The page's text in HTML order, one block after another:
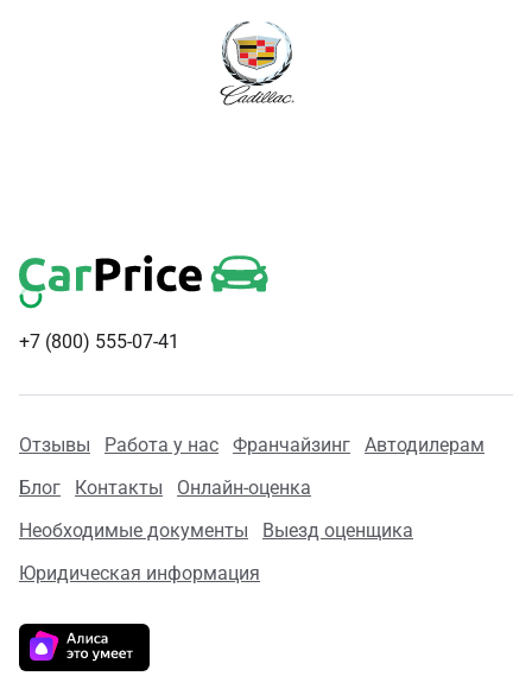
+7 (800) 555-07-41
Отзывы Работа у нас Франчайзинг
Автодилерам
Блог
Контакты
Онлайн-оценка
Необходимые документы
Выезд оценщика
Юридическая информация